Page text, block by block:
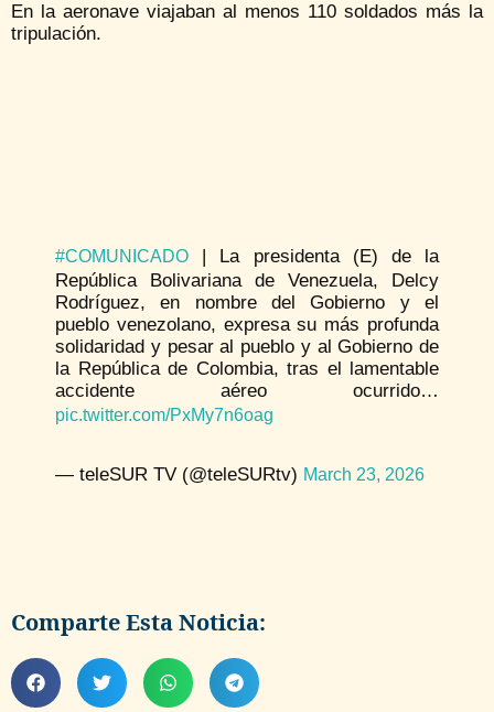
En la aeronave viajaban al menos 110 soldados más la
tripulación.
#COMUNICADO | La presidenta (E) de la
República Bolivariana de Venezuela, Delcy
Rodríguez, en nombre del Gobierno y el
pueblo venezolano, expresa su más profunda
solidaridad y pesar al pueblo y al Gobierno de
la República de Colombia, tras el lamentable
accidente aéreo ocurrido…
pic.twitter.com/PxMy7n6oag
— teleSUR TV (@teleSURtv) March 23, 2026
Comparte Esta Noticia: